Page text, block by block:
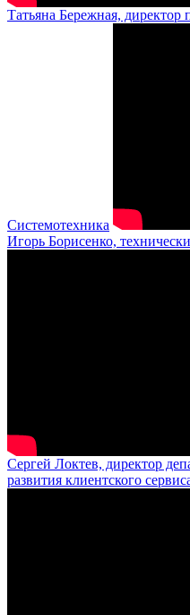
Татьяна Бережная, директор
Системотехника
Игорь Борисенко,
Сергей Локтев, директор
развития клиентского